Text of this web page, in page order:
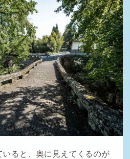
いると、奥に見えてくるのが